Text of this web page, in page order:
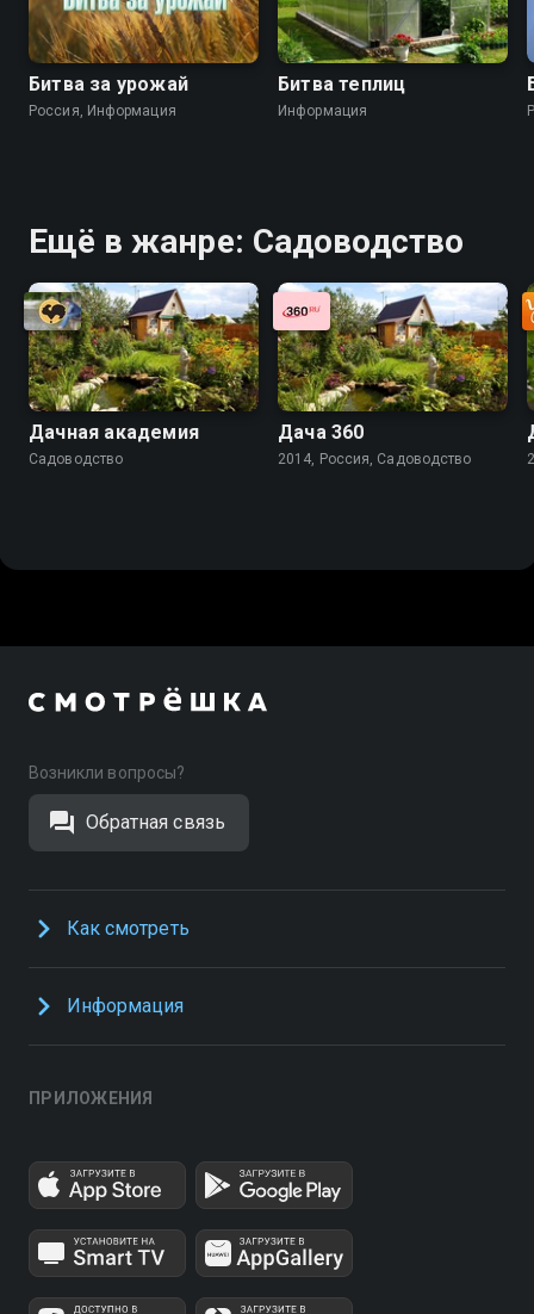
Битва за урожай
Россия, Информация
Битва теплиц
Информация
Ещё в жанре: Садоводство
Дачная академия
Садоводство
Дача 360
2014, Россия, Садоводство
Возникли вопросы?
Обратная связь
Как смотреть
Информация
ПРИЛОЖЕНИЯ